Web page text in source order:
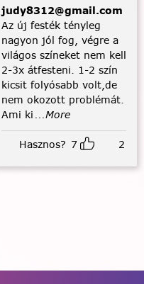
judy8312@gmail.com
Az új festék tényleg
nagyon jól fog, végre a
világos színeket nem kell
2-3x átfesteni. 1-2 szín
kicsit folyósabb volt,de
nem okozott problémát.
Ami ki ...More
Hasznos? 7 2